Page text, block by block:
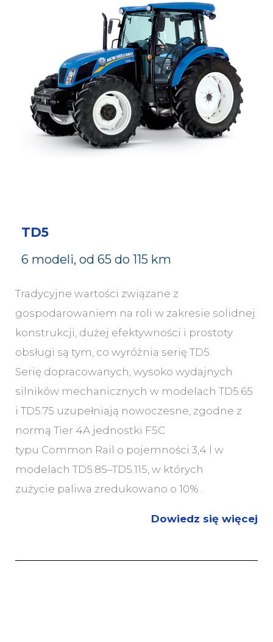
TD5
6 modeli, od 65 do 115 km
Tradycyjne wartości związane z
gospodarowaniem na roli w zakresie solidnej
konstrukcji, dużej efektywności i prostoty
obsługi są tym, co wyróżnia serię TD5.
Serię dopracowanych, wysoko wydajnych
silników mechanicznych w modelach TD5.65
i TD5.75 uzupełniają nowoczesne, zgodne z
normą Tier 4A jednostki F5C
typu Common Rail o pojemności 3,4 l w
modelach TD5.85–TD5.115, w których
zużycie paliwa zredukowano o 10%.
Dowiedz się więcej